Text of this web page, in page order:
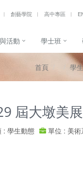
創藝學院 高中專區
活動 學士班
首頁 學
屆大墩美
: 學生動態 單位 : 美術